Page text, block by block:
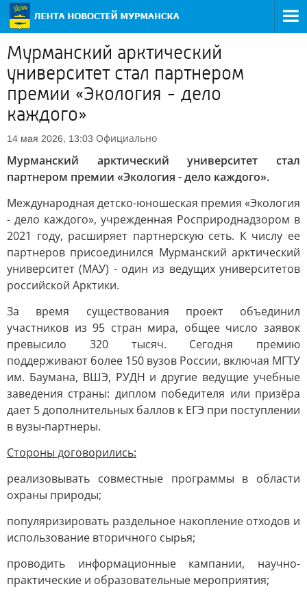
Мурманский арктический
университет стал партнером
премии «Экология - дело
каждого»
14 мая 2026, 13:03 Официально
Мурманский арктический университет стал
партнером премии «Экология - дело каждого».
Международная детско-юношеская премия «Экология
- дело каждого», учрежденная Росприроднадзором в
2021 году, расширяет партнерскую сеть. К числу ее
партнеров присоединился Мурманский арктический
университет (МАУ) - один из ведущих университетов
российской Арктики.
За время существования проект объединил
участников из 95 стран мира, общее число заявок
превысило 320 тысяч. Сегодня премию
поддерживают более 150 вузов России, включая МГТУ
им. Баумана, ВШЭ, РУДН и другие ведущие учебные
заведения страны: диплом победителя или призёра
дает 5 дополнительных баллов к ЕГЭ при поступлении
в вузы-партнеры.
Стороны договорились:
реализовывать совместные программы в области
охраны природы;
популяризировать раздельное накопление отходов и
использование вторичного сырья;
проводить информационные кампании, научно-
практические и образовательные мероприятия;